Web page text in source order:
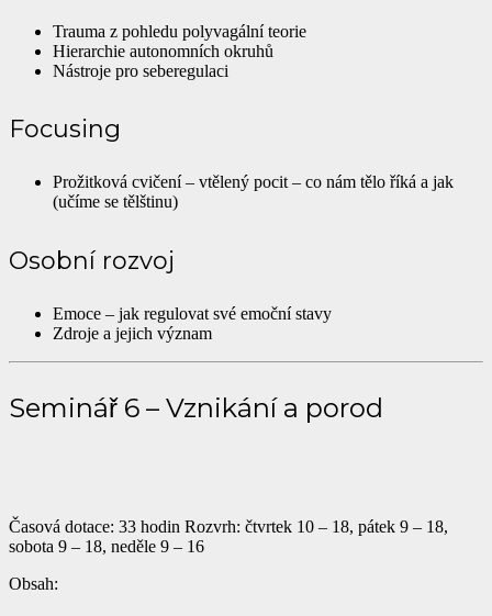
Trauma z pohledu polyvagální teorie
Hierarchie autonomních okruhů
Nástroje pro seberegulaci
Focusing
Prožitková cvičení – vtělený pocit – co nám tělo říká a jak
(učíme se tělštinu)
Osobní rozvoj
Emoce – jak regulovat své emoční stavy
Zdroje a jejich význam
Seminář 6 – Vznikání a porod
Časová dotace: 33 hodin Rozvrh: čtvrtek 10 – 18, pátek 9 – 18,
sobota 9 – 18, neděle 9 – 16
Obsah: